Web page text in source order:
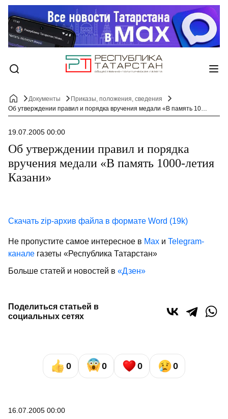
Документы
Приказы, положения, сведения
Об утверждении правил и порядка вручения медали «В память 1000-летия Казани»
19.07.2005 00:00
Об утверждении правил и порядка
вручения медали «В память 1000-летия
Казани»
Скачать zip-архив файла в формате Word (19k)
Не пропустите самое интересное в Max и Telegram-
канале газеты «Республика Татарстан»
Больше статей и новостей в «Дзен»
Поделиться статьей в
социальных сетях
0 0 0 0
16.07.2005 00:00